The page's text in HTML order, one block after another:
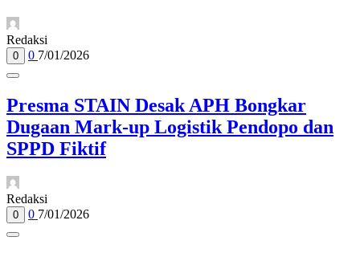
Redaksi
0 0 7/01/2026
Presma STAIN Desak APH Bongkar
Dugaan Mark-up Logistik Pendopo dan
SPPD Fiktif
Redaksi
0 0 7/01/2026